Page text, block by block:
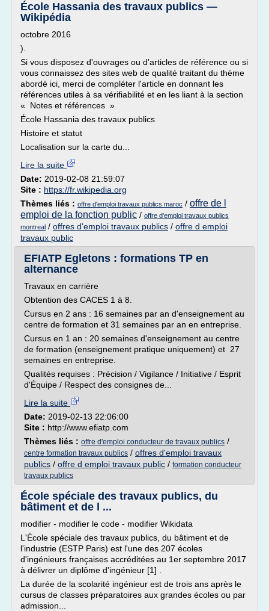
École Hassania des travaux publics —
Wikipédia
octobre 2016
).
Si vous disposez d'ouvrages ou d'articles de référence ou si
vous connaissez des sites web de qualité traitant du thème
abordé ici, merci de compléter l'article en donnant les
références utiles à sa vérifiabilité et en les liant à la section
« Notes et références »
École Hassania des travaux publics
Histoire et statut
Localisation sur la carte du...
Lire la suite
Date: 2019-02-08 21:59:07
Site : https://fr.wikipedia.org
Thèmes liés : offre d'emploi travaux publics maroc / offre de l
emploi de la fonction public / offre d'emploi travaux publics
montreal / offres d'emploi travaux publics / offre d emploi
travaux public
EFIATP Egletons : formations TP en
alternance
Travaux en carrière
Obtention des CACES 1 à 8.
Cursus en 2 ans : 16 semaines par an d'enseignement au
centre de formation et 31 semaines par an en entreprise.
Cursus en 1 an : 20 semaines d'enseignement au centre
de formation (enseignement pratique uniquement) et 27
semaines en entreprise.
Qualités requises : Précision / Vigilance / Initiative / Esprit
d'Équipe / Respect des consignes de...
Lire la suite
Date: 2019-02-13 22:06:00
Site : http://www.efiatp.com
Thèmes liés : offre d'emploi conducteur de travaux publics /
centre formation travaux publics / offres d'emploi travaux
publics / offre d emploi travaux public / formation conducteur
travaux publics
École spéciale des travaux publics, du
bâtiment et de l ...
modifier - modifier le code - modifier Wikidata
L'École spéciale des travaux publics, du bâtiment et de
l'industrie (ESTP Paris) est l'une des 207 écoles
d'ingénieurs françaises accréditées au 1er septembre 2017
à délivrer un diplôme d'ingénieur [1] .
La durée de la scolarité ingénieur est de trois ans après le
cursus de classes préparatoires aux grandes écoles ou par
admission...